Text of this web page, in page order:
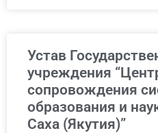
Устав
учреждения
сопровождения
образования и
Саха (Якутия)”